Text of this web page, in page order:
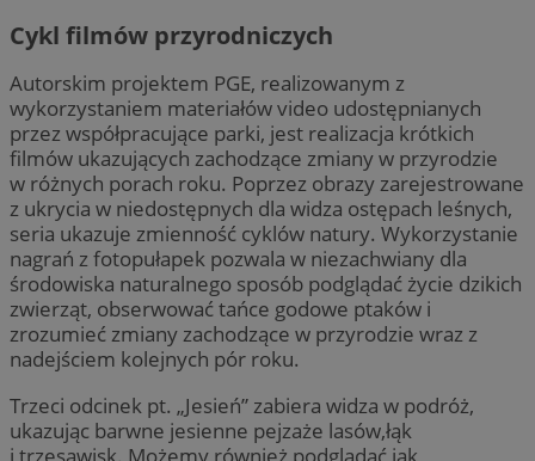
Cykl filmów przyrodniczych
Autorskim projektem PGE, realizowanym z
wykorzystaniem materiałów video udostępnianych
przez współpracujące parki, jest realizacja krótkich
filmów ukazujących zachodzące zmiany w przyrodzie
w różnych porach roku. Poprzez obrazy zarejestrowane
z ukrycia w niedostępnych dla widza ostępach leśnych,
seria ukazuje zmienność cyklów natury. Wykorzystanie
nagrań z fotopułapek pozwala w niezachwiany dla
środowiska naturalnego sposób podglądać życie dzikich
zwierząt, obserwować tańce godowe ptaków i
zrozumieć zmiany zachodzące w przyrodzie wraz z
nadejściem kolejnych pór roku.
​Trzeci odcinek pt. „Jesień” zabiera widza w podróż,
ukazując barwne jesienne pejzaże lasów,łąk
i trzęsawisk. Możemy również podglądać jak